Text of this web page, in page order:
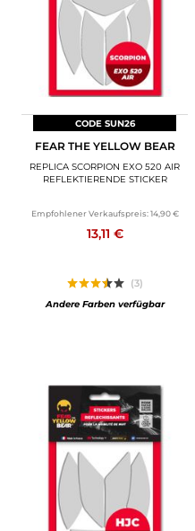
CODE SUN26
FEAR THE YELLOW BEAR
REPLICA SCORPION EXO 520 AIR
REFLEKTIERENDE STICKER
Empfohlener Verkaufspreis: 14,90 €
13,11 €
(3)
Andere Farben verfügbar